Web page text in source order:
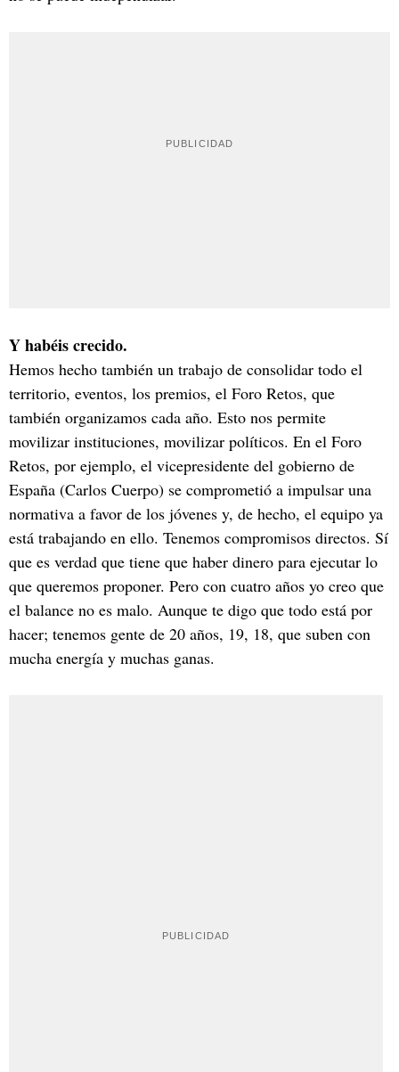
Y habéis crecido.
Hemos hecho también un trabajo de consolidar todo el
territorio, eventos, los premios, el Foro Retos, que
también organizamos cada año. Esto nos permite
movilizar instituciones, movilizar políticos. En el Foro
Retos, por ejemplo, el vicepresidente del gobierno de
España (Carlos Cuerpo) se comprometió a impulsar una
normativa a favor de los jóvenes y, de hecho, el equipo ya
está trabajando en ello. Tenemos compromisos directos. Sí
que es verdad que tiene que haber dinero para ejecutar lo
que queremos proponer. Pero con cuatro años yo creo que
el balance no es malo. Aunque te digo que todo está por
hacer; tenemos gente de 20 años, 19, 18, que suben con
mucha energía y muchas ganas.